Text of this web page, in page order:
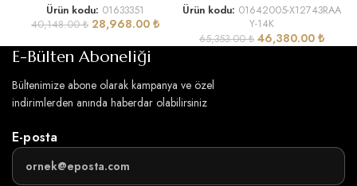
Ürün kodu: 01633351
40,148.00₺ 28,968.00 ₺
Ürün kodu: 01642005-X12743RAA
Y-14K
65,353.00₺ 46,380.00 ₺
E-Bülten Aboneliği
Bültenimize abone olarak kampanya ve özel
indirimlerden anında haberdar olabilirsiniz
E-posta